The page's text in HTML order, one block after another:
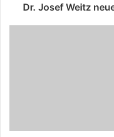
Dr. Josef Weitz